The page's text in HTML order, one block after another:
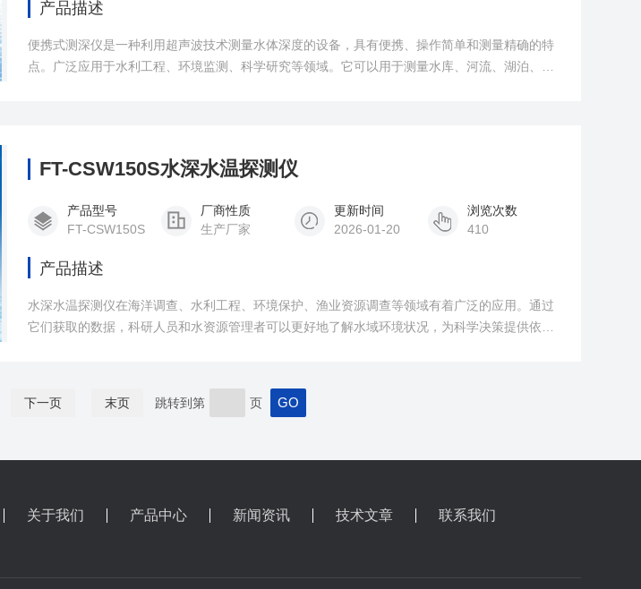
产品描述
便携式测深仪是一种利用超声波技术测量水体深度的设备，具有便携、操作简单和测量精确的特
点。广泛应用于水利工程、环境监测、科学研究等领域。它可以用于测量水库、河流、湖泊、海
FT-CSW150S水深水温探测仪
产品型号
FT-CSW150S
厂商性质
生产厂家
更新时间
2026-01-20
浏览次数
410
产品描述
水深水温探测仪在海洋调查、水利工程、环境保护、渔业资源调查等领域有着广泛的应用。通过
它们获取的数据，科研人员和水资源管理者可以更好地了解水域环境状况，为科学决策提供依
下一页 末页 跳转到第 页
关于我们 产品中心 新闻资讯 技术文章 联系我们